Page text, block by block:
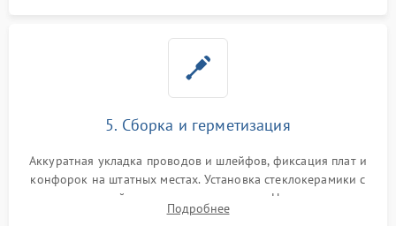
5. Сборка и герметизация
Аккуратная укладка проводов и шлейфов, фиксация плат и
конфорок на штатных местах. Установка стеклокерамики с
проверкой равномерности зазоров. Нанесение
термостойкого герметика или укладка уплотнительной
Подробнее